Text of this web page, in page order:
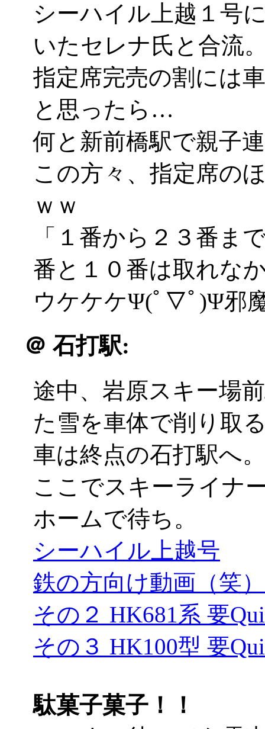
シーハイル上越１号
いたセレナ氏と合流
指定席完売の割には
と思ったら…
何と新前橋駅で親子
この方々、指定席の
ｗｗ
「１番から２３番ま
番と１０番は取れな
ウケケケΨ(ﾟ▽ﾟ)Ψ邪
＠ 石打駅:
途中、岩原スキー場
た雪を車体で削り取
車は終点の石打駅へ。
ここでスキーライナ
ホームで待ち。
シーハイル上越号
鉄の方向け動画（笑
その２ HK681系 要
その３ HK100型 要
駄菓子菓子！！